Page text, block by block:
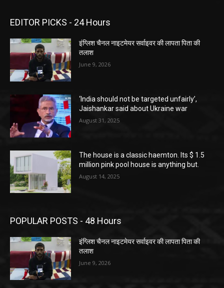
EDITOR PICKS - 24 Hours
इंग्लिश चैनल नाइटमेयर सर्वाइवर की लापता पिता की
तलाश
June 9, 2026
‘India should not be targeted unfairly’,
Jaishankar said about Ukraine war
August 31, 2025
The house is a classic haemton. Its $ 1.5
million pink pool house is anything but.
August 14, 2025
POPULAR POSTS - 48 Hours
इंग्लिश चैनल नाइटमेयर सर्वाइवर की लापता पिता की
तलाश
June 9, 2026